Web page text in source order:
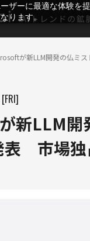
ザーに最適な体験を
ります。
が新LLM開発の仏ミ
[FRI]
新LLM開
表 市場独